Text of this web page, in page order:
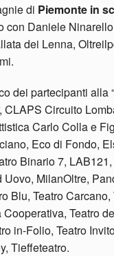
di Piemonte in
con Daniele
dei Lenna,
dei partecipanti alla
CLAPS Circuito
Carlo Colla e
Eco di Fondo,
Binario 7,
MilanOltre,
Blu, Teatro
Cooperativa, Teatro
in-Folio, Teatro
Tieffeteatro.